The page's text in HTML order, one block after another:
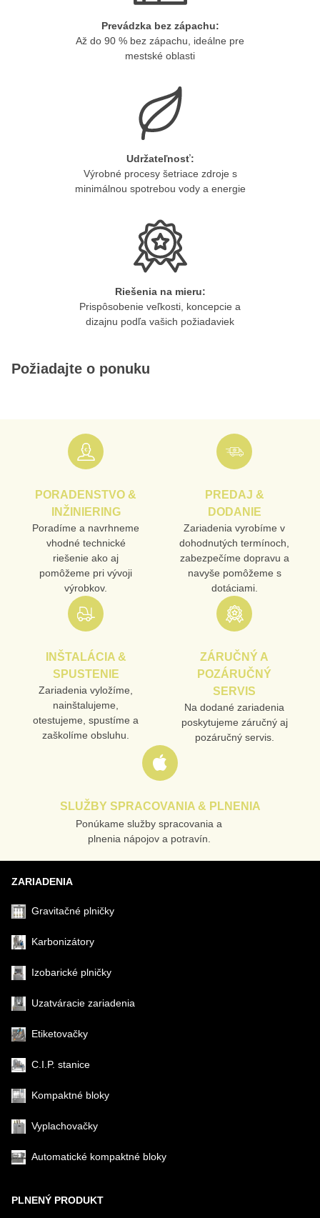
Prevádzka bez zápachu:
Až do 90 % bez zápachu, ideálne pre
mestské oblasti
Udržateľnosť:
Výrobné procesy šetriace zdroje s
minimálnou spotrebou vody a energie
Riešenia na mieru:
Prispôsobenie veľkosti, koncepcie a
dizajnu podľa vašich požiadaviek
Požiadajte o ponuku
PORADENSTVO &
INŽINIERING
Poradíme a navrhneme
vhodné technické
riešenie ako aj
pomôžeme pri vývoji
výrobkov.
PREDAJ &
DODANIE
Zariadenia vyrobíme v
dohodnutých termínoch,
zabezpečíme dopravu a
navyše pomôžeme s
dotáciami.
INŠTALÁCIA &
SPUSTENIE
Zariadenia vyložíme,
nainštalujeme,
otestujeme, spustíme a
zaškolíme obsluhu.
ZÁRUČNÝ A
POZÁRUČNÝ
SERVIS
Na dodané zariadenia
poskytujeme záručný aj
pozáručný servis.
SLUŽBY SPRACOVANIA & PLNENIA
Ponúkame služby spracovania a
plnenia nápojov a potravín.
ZARIADENIA
Gravitačné plničky
Karbonizátory
Izobarické plničky
Uzatváracie zariadenia
Etiketovačky
C.I.P. stanice
Kompaktné bloky
Vyplachovačky
Automatické kompaktné bloky
PLNENÝ PRODUKT